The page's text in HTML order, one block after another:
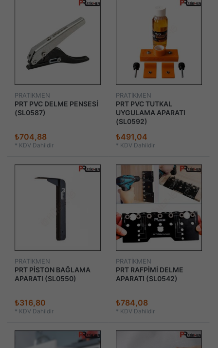
PRATİKMEN
PRT PVC DELME PENSESİ
(SL0587)
₺704,88
* KDV Dahildir
PRATİKMEN
PRT PVC TUTKAL
UYGULAMA APARATI
(SL0592)
₺491,04
* KDV Dahildir
PRATİKMEN
PRT PİSTON BAĞLAMA
APARATI (SL0550)
₺316,80
* KDV Dahildir
PRATİKMEN
PRT RAFPİMİ DELME
APARATI (SL0542)
₺784,08
* KDV Dahildir